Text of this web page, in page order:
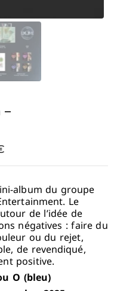
–
album du groupe
Le
de l’idée de
négatives : faire du
ou du rejet,
de revendiqué,
positive.
O (bleu)